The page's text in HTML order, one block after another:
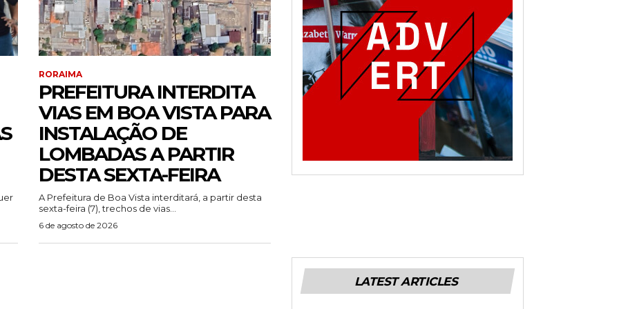
RORAIMA
PREFEITURA INTERDITA
VIAS EM BOA VISTA PARA
INSTALAÇÃO DE
LOMBADAS A PARTIR
DESTA SEXTA-FEIRA
A Prefeitura de Boa Vista interditará, a partir desta
sexta-feira (7), trechos de vias...
6 de agosto de 2026
LATEST ARTICLES